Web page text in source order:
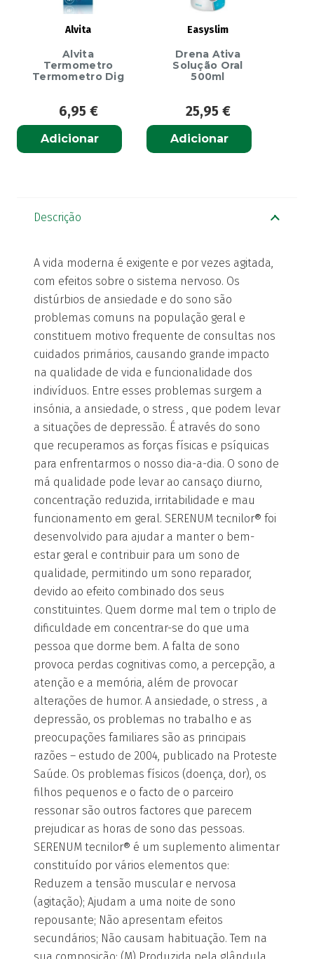
Alvita
Alvita
Termometro
Termometro Dig
6,95 €
Adicionar
Easyslim
Drena Ativa
Solução Oral
500ml
25,95 €
Adicionar
Descrição
A vida moderna é exigente e por vezes agitada,
com efeitos sobre o sistema nervoso. Os
distúrbios de ansiedade e do sono são
problemas comuns na população geral e
constituem motivo frequente de consultas nos
cuidados primários, causando grande impacto
na qualidade de vida e funcionalidade dos
indivíduos. Entre esses problemas surgem a
insónia, a ansiedade, o stress , que podem levar
a situações de depressão. É através do sono
que recuperamos as forças físicas e psíquicas
para enfrentarmos o nosso dia-a-dia. O sono de
má qualidade pode levar ao cansaço diurno,
concentração reduzida, irritabilidade e mau
funcionamento em geral. SERENUM tecnilor® foi
desenvolvido para ajudar a manter o bem-
estar geral e contribuir para um sono de
qualidade, permitindo um sono reparador,
devido ao efeito combinado dos seus
constituintes. Quem dorme mal tem o triplo de
dificuldade em concentrar-se do que uma
pessoa que dorme bem. A falta de sono
provoca perdas cognitivas como, a percepção, a
atenção e a memória, além de provocar
alterações de humor. A ansiedade, o stress , a
depressão, os problemas no trabalho e as
preocupações familiares são as principais
razões – estudo de 2004, publicado na Proteste
Saúde. Os problemas físicos (doença, dor), os
filhos pequenos e o facto de o parceiro
ressonar são outros factores que parecem
prejudicar as horas de sono das pessoas.
SERENUM tecnilor® é um suplemento alimentar
constituído por vários elementos que:
Reduzem a tensão muscular e nervosa
(agitação); Ajudam a uma noite de sono
repousante; Não apresentam efeitos
secundários; Não causam habituação. Tem na